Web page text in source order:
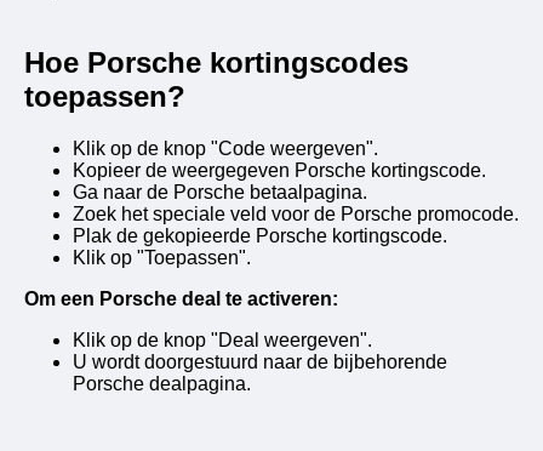
Hoe Porsche kortingscodes
toepassen?
Klik op de knop "Code weergeven".
Kopieer de weergegeven Porsche kortingscode.
Ga naar de Porsche betaalpagina.
Zoek het speciale veld voor de Porsche promocode.
Plak de gekopieerde Porsche kortingscode.
Klik op "Toepassen".
Om een ​​Porsche deal te activeren:
Klik op de knop "Deal weergeven".
U wordt doorgestuurd naar de bijbehorende
Porsche dealpagina.